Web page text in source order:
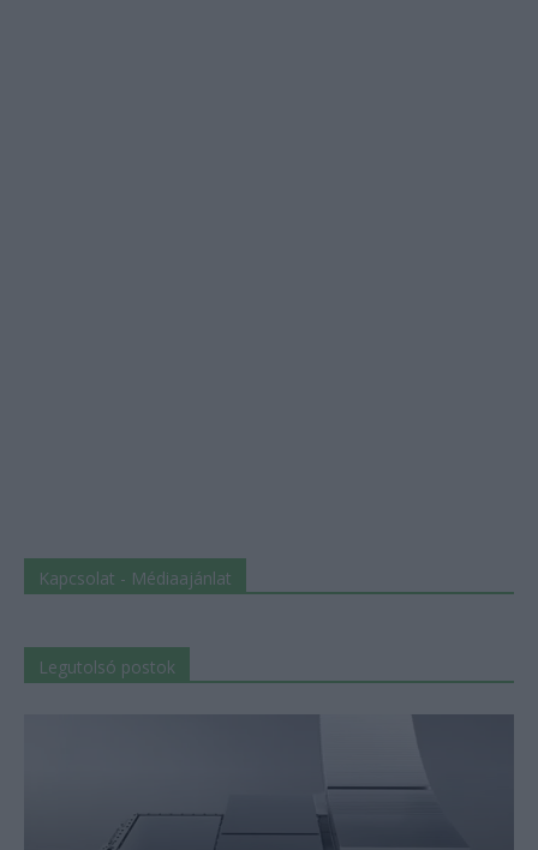
Kapcsolat - Médiaajánlat
Legutolsó postok